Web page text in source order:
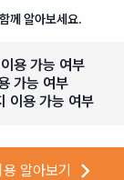
께 알아보세요.
용 가능 여부
가능 여부
이용 가능 여부
알아보기